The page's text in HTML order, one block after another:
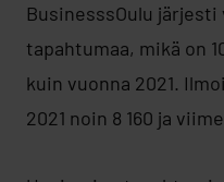
BusinesssOulu järjesti
tapahtumaa, mikä on
kuin vuonna 2021.
2021 noin 8 160 ja